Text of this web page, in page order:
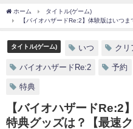
ホーム
タイトル(ゲーム)
【バイオハザードRe:2】体験版はいつ
タイトル(ゲーム) いつ クリ
バイオハザードRe:2 予約
特典
【バイオハザードRe:2
特典グッズは？【最速ク